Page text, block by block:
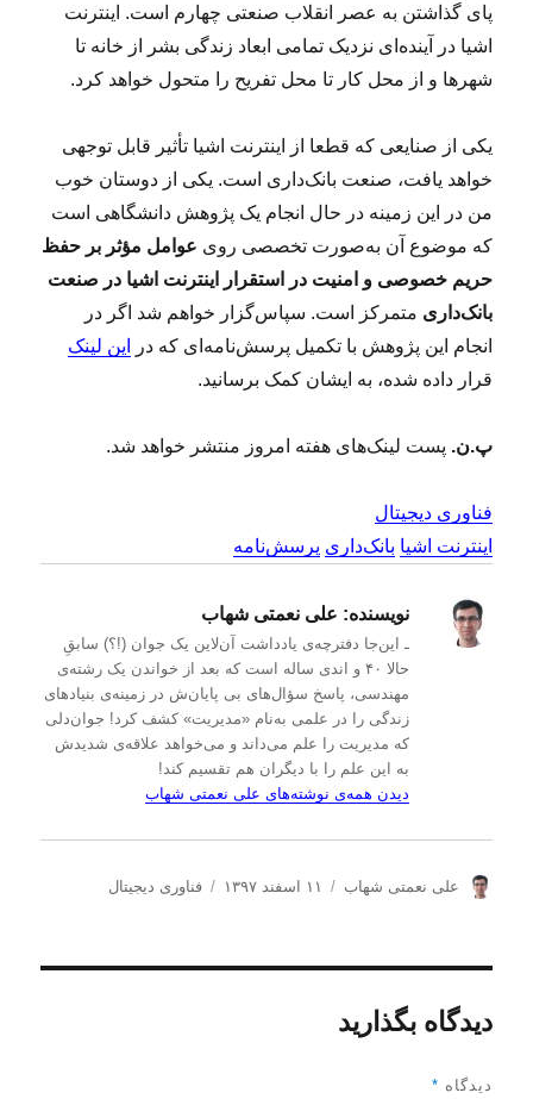
پای گذاشتن به عصر انقلاب صنعتی چهارم است. اینترنت
اشیا در آینده‌ای نزدیک تمامی ابعاد زندگی بشر از خانه تا
شهرها و از محل کار تا محل تفریح را متحول خواهد کرد.
یکی از صنایعی که قطعا از اینترنت اشیا تأثیر قابل توجهی
خواهد یافت، صنعت بانک‌داری است. یکی از دوستان خوب
من در این زمینه در حال انجام یک پژوهش دانشگاهی است
که موضوع آن به‌صورت تخصصی روی عوامل مؤثر بر حفظ
حریم خصوصی و امنیت در استقرار اینترنت اشیا در صنعت
بانک‌داری متمرکز است. سپاس‌گزار خواهم شد اگر در
انجام این پژوهش با تکمیل پرسش‌نامه‌ای که در
این لینک
قرار داده شده، به ایشان کمک برسانید.
پ.ن. پست لینک‌های هفته امروز منتشر خواهد شد.
فناوری دیجیتال
اینترنت اشیا بانک‌داری پرسش‌نامه
نویسنده: علی نعمتی شهاب
ـ این‌جا دفترچه‌ی یادداشت‌ آن‌لاین یک جوان (!؟) سابقِ
حالا ۴۰ و اندی ساله است که بعد از خواندن یک رشته‌ی
مهندسی، پاسخ سؤال‌های بی پایان‌ش در زمینه‌ی بنیادهای
زندگی را در علمی به‌نام «مدیریت» کشف کرد! جوان‌دلی
که مدیریت را علم می‌داند و می‌خواهد علاقه‌ی شدیدش
به این علم را با دیگران هم تقسیم کند!
دیدن همه‌ی نوشته‌های علی نعمتی شهاب
ن
د
ه
علی نعمتی شهاب
ا۱۱ اسفند ۱۳۹۷
د
فناوری دیجیتال
دیدگاه بگذارید
دیدگاه *